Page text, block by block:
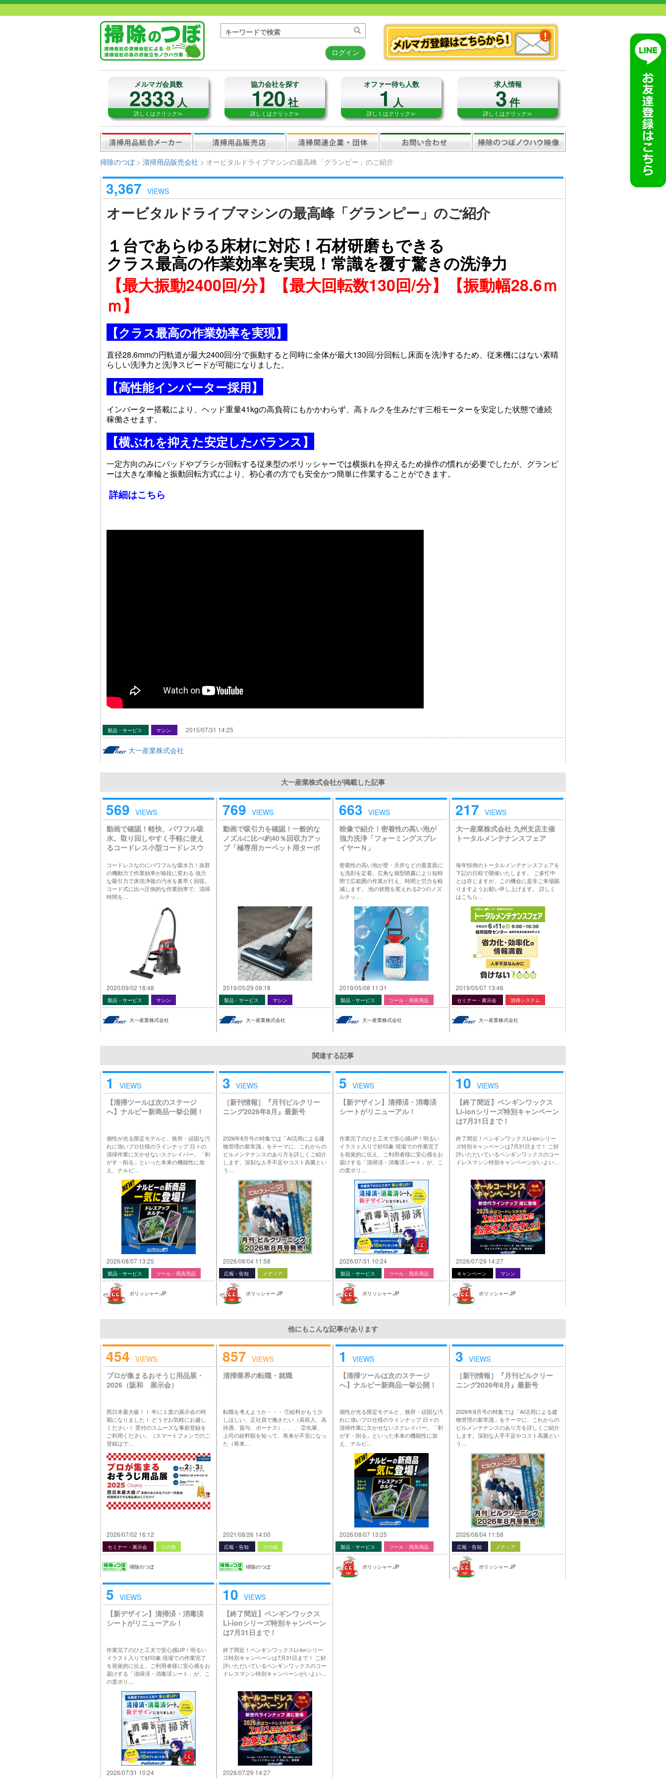
ログイン
メルマガ会員数
2333人
詳しくはクリック≫
協力会社を探す
120社
詳しくはクリック≫
オファー待ち人数
1人
詳しくはクリック≫
求人情報
3件
詳しくはクリック≫
掃除のつぼ> 清掃用品販売会社 > オービタルドライブマシンの最高峰「グランピー」のご紹介
3,367 VIEWS
オービタルドライブマシンの最高峰「グランピー」のご紹介
１台であらゆる床材に対応！ 石材研磨もできる
クラス最高の作業効率を実現！常識を覆す驚きの洗浄力
【最大振動2400回/分】【最大回転数130回/分】【振動幅28.6ｍ
ｍ】
【クラス最高の作業効率を実現】
直径28.6mmの円軌道が最大2400回/分で振動すると同時に全体が最大130回/分回転し床面を洗浄するため、従来機にはない素晴
らしい洗浄力と洗浄スピードが可能になりました。
【高性能インバーター採用】
インバーター搭載により、ヘッド重量41kgの高負荷にもかかわらず、高トルクを生みだす三相モーターを安定した状態で連続
稼働させます。
【横ぶれを抑えた安定したバランス】
一定方向のみにパッドやブラシが回転する従来型のポリッシャーでは横振れを抑えるため操作の慣れが必要でしたが、グランピ
ーは大きな車輪と振動回転方式により、初心者の方でも安全かつ簡単に作業することができます。
詳細はこちら
製品・サービス マシン 2015/07/31 14:25
大一産業株式会社
大一産業株式会社が掲載した記事
569 VIEWS
動画で確認！軽快、パワフル吸
水。取り回しやすく手軽に使え
るコードレス小型コードレスウ
ドレス」
コードレスなのにパワフルな吸水力！抜群
の機動力で作業効率が格段に変わる 強力
な吸引力で床洗浄後の汚水を素早く回収。
コード式に比べ圧倒的な作業効率で、清掃
時間を…
2020/09/02 18:48
製品・サービス マシン
大一産業株式会社
769 VIEWS
動画で吸引力を確認！一般的な
ノズルに比べ約40％回収力アッ
プ「極専用カーペット用ターボ
2019/05/29 09:18
製品・サービス マシン
大一産業株式会社
663 VIEWS
映像で紹介！密着性の高い泡が
強力洗浄「フォーミングスプレ
イヤーＮ」
密着性の高い泡が壁・天井などの垂直面に
も洗剤を定着。広角な扇型噴霧により短時
間で広範囲の作業が行え、時間と労力を軽
減します。 泡の状態を変えれる2つのノズ
ルチッ…
2019/05/08 11:31
製品・サービス ツール・用具用品
大一産業株式会社
217 VIEWS
大一産業株式会社 九州支店主催
トータルメンテナンスフェア
毎年恒例のトータルメンテナンスフェアを
下記の日程で開催いたします。 ご多忙中
とは存じますが、この機会に是非ご来場賜
りますようお願い申し上げます。 詳しく
はこちら…
2019/05/07 13:46
セミナー・展示会 清掃システム
大一産業株式会社
関連する記事
1
VIEWS
【清掃ツールは次のステージ
へ】ナルビー新商品一挙公開！
個性が光る限定モデルと、狭所・頑固な汚
れに強いプロ仕様のラインナップ 日々の
清掃作業に欠かせないスクレイパー。「剥
がす・削る」といった本来の機能性に加
え、ナルビ…
2026/08/07 13:25
製品・サービス ツール・用具用品
ポリッシャー.JP
3 VIEWS
［新刊情報］『月刊ビルクリー
ニング2026年8月』最新号
2026年8月号の特集では「AI活用による建
物管理の新常識」をテーマに、これからの
ビルメンテナンスのあり方を詳しくご紹介
します。深刻な人手不足やコスト高騰とい
う…
2026/08/04 11:58
広報・告知 メディア
ポリッシャー.JP
5 VIEWS
【新デザイン】清掃済・消毒済
シートがリニューアル！
作業完了のひと工夫で安心感UP！明るい
イラスト入りで好印象 現場での作業完了
を視覚的に伝え、ご利用者様に安心感をお
届けする「清掃済・消毒済シート」が、こ
の度ポリ…
2026/07/31 10:24
製品・サービス ツール・用具用品
ポリッシャー.JP
10 VIEWS
【終了間近】ペンギンワックス
Li-ionシリーズ特別キャンペーン
は7月31日まで！
終了間近！ペンギンワックスLi-ionシリー
ズ特別キャンペーンは7月31日まで！ ご好
評いただいているペンギンワックスのコー
ドレスマシン特別キャンペーンがいよい…
2026/07/29 14:27
キャンペーン マシン
ポリッシャー.JP
他にもこんな記事があります
454 VIEWS
プロが集まるおそうじ用品展・
2026（阪和 展示会）
西日本最大級！！ 年に１度の展示会の時
期になりました！ どうぞお気軽にお越し
ください！ 受付のスムーズな事前登録を
ご利用ください。（スマートフォンでのご
登録はで…
2026/07/02 16:12
セミナー・展示会 その他
掃除のつぼ
857 VIEWS
清掃業界の転職・就職
転職を考えようか・・・ ①給料がもう少
しほしい、正社員で働きたい（高収入、高
待遇、賞与、ボーナス）、、、 ②先輩、
上司の給料額を知って、将来が不安になっ
た（将来…
2021/08/26 14:00
広報・告知 その他
掃除のつぼ
1
VIEWS
【清掃ツールは次のステージ
へ】ナルビー新商品一挙公開！
個性が光る限定モデルと、狭所・頑固な汚
れに強いプロ仕様のラインナップ 日々の
清掃作業に欠かせないスクレイパー。「剥
がす・削る」といった本来の機能性に加
え、ナルビ…
2026/08/07 13:25
製品・サービス ツール・用具用品
ポリッシャー.JP
3 VIEWS
［新刊情報］『月刊ビルクリー
ニング2026年8月』最新号
2026年8月号の特集では「AI活用による建
物管理の新常識」をテーマに、これからの
ビルメンテナンスのあり方を詳しくご紹介
します。深刻な人手不足やコスト高騰とい
う…
2026/08/04 11:58
広報・告知 メディア
ポリッシャー.JP
5 VIEWS
【新デザイン】清掃済・消毒済
シートがリニューアル！
作業完了のひと工夫で安心感UP！明るい
イラスト入りで好印象 現場での作業完了
を視覚的に伝え、ご利用者様に安心感をお
届けする「清掃済・消毒済シート」が、こ
の度ポリ…
2026/07/31 10:24
10 VIEWS
【終了間近】ペンギンワックス
Li-ionシリーズ特別キャンペーン
は7月31日まで！
終了間近！ペンギンワックスLi-ionシリー
ズ特別キャンペーンは7月31日まで！ ご好
評いただいているペンギンワックスのコー
ドレスマシン特別キャンペーンがいよい…
2026/07/29 14:27